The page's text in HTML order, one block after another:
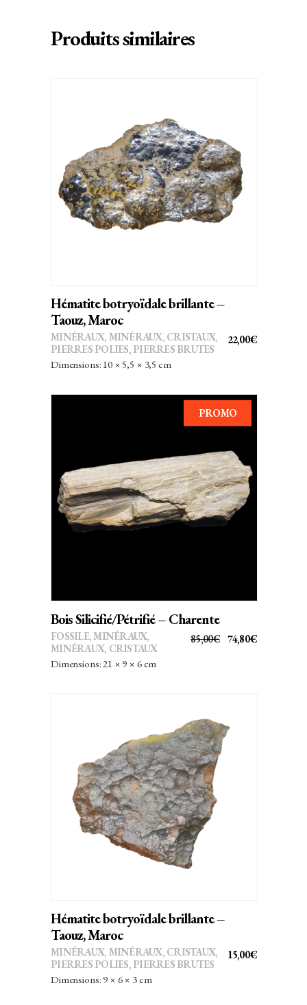
Produits similaires
AJOUTER AU PANIER
Hématite botryoïdale brillante –
Taouz, Maroc
22,00€
MINÉRAUX, MINÉRAUX, CRISTAUX,
PIERRES POLIES, PIERRES BRUTES
Dimensions: 10 × 5,5 × 3,5 cm
PROMO
AJOUTER AU PANIER
Bois Silicifié/Pétrifié – Charente
85,00€ LE
74,80€LE
FOSSILE,MINÉRAUX,
MINÉRAUX, CRISTAUX
Dimensions: 21 × 9 × 6 cm
AJOUTER AU PANIER
Hématite botryoïdale brillante –
Taouz, Maroc
15,00€
MINÉRAUX, MINÉRAUX, CRISTAUX,
PIERRES POLIES, PIERRES BRUTES
Dimensions: 9 × 6 × 3 cm